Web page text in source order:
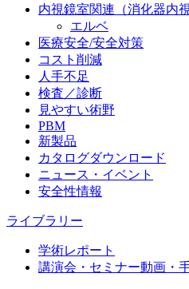
内視鏡室関連（消化器内視
エルベ
医療安全/安全対策
コスト削減
人手不足
検査／診断
見やすい術野
PBM
新製品
カタログダウンロード
ニュース・イベント
安全性情報
ライブラリー
学術レポート
講演会・セミナー動画・